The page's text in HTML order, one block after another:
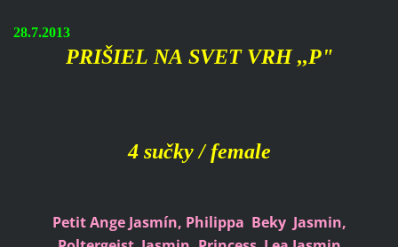
28.7.2013
PRIŠIEL NA SVET VRH ,,P"
4 sučky / female
Petit Ange Jasmín, Philippa Beky Jasmin,